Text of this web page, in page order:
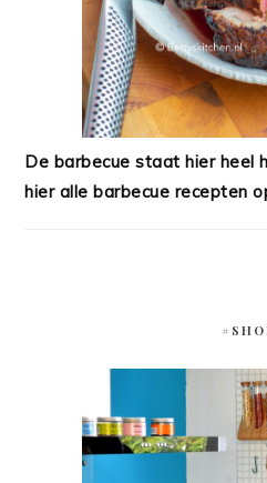
De barbecue staat hier heel
hier alle barbecue recepten